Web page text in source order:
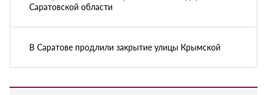
Саратовской области
В Саратове продлили закрытие улицы Крымской